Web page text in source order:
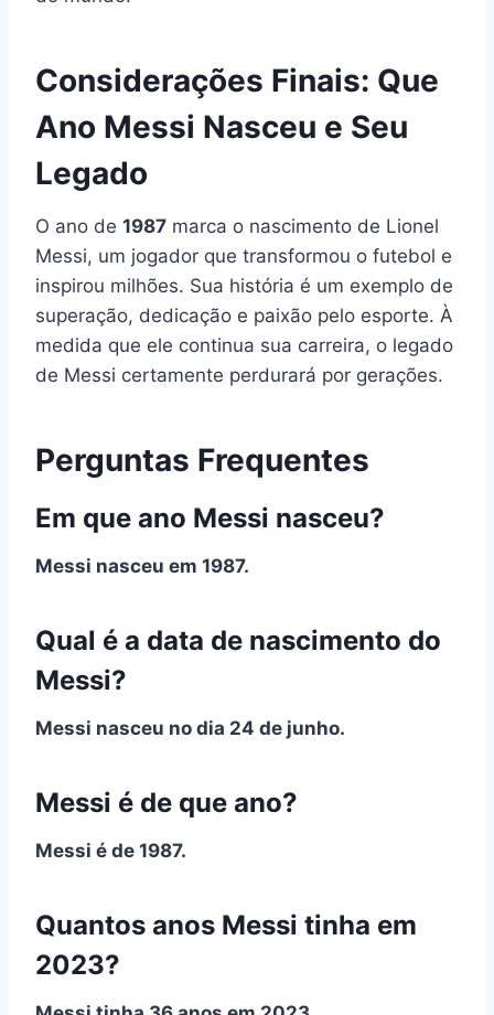
Considerações Finais: Que
Ano Messi Nasceu e Seu
Legado
O ano de 1987 marca o nascimento de Lionel
Messi, um jogador que transformou o futebol e
inspirou milhões. Sua história é um exemplo de
superação, dedicação e paixão pelo esporte. À
medida que ele continua sua carreira, o legado
de Messi certamente perdurará por gerações.
Perguntas Frequentes
Em que ano Messi nasceu?
Messi nasceu em 1987.
Qual é a data de nascimento do
Messi?
Messi nasceu no dia 24 de junho.
Messi é de que ano?
Messi é de 1987.
Quantos anos Messi tinha em
2023?